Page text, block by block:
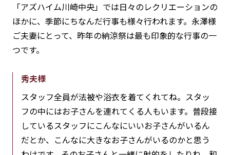
「アズハイム川崎中央」では日々のレクリエーションの
ほかに、季節にちなんだ行事も様々行われます。永澤様
ご夫妻にとって、昨年の納涼祭は最も印象的な行事の一
つです。
秀夫様
スタッフ全員が法被や浴衣を着てくれてね。スタッ
フの中にはお子さんを連れてくる人もいます。普段接
しているスタッフにこんなにいいお子さんがいるん
だとか、こんなに大きなお子さんがいるのかと思う